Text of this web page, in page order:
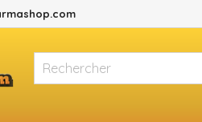
Mes listes d'envies
Créer une nouvelle liste
((modalTitle))
Créer une liste d'envies
Connexion
devez être connecté pour